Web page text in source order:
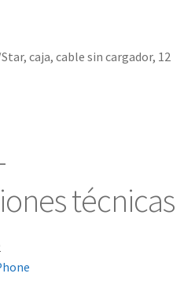
caja, cable sin cargador, 12
técnicas